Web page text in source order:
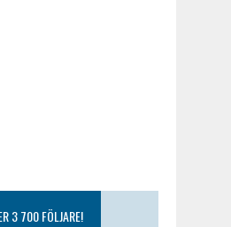
3 700 FÖLJARE!